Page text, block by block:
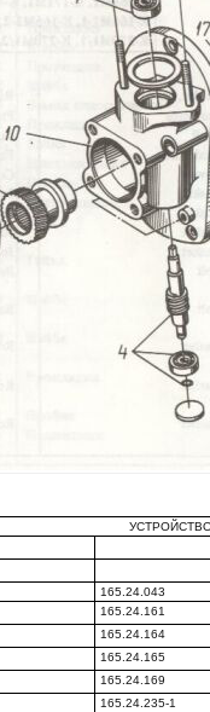
165.24.043
165.24.161
165.24.164
165.24.165
165.24.169
165.24.235-1